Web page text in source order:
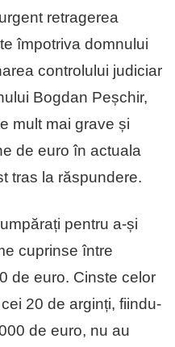
retragerea
împotriva domnului
controlului judiciar
Bogdan Peșchir,
mult mai grave și
de euro în actuala
tras la răspundere.
pentru a-și
cuprinse între
de euro. Cinste celor
20 de arginți, fiindu-
de euro, nu au